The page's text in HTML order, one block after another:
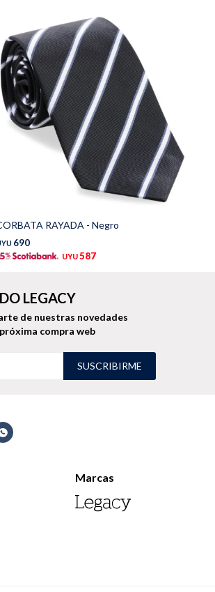
RAYADA - Negro
690
UYU587
Marcas
LEGACY
de nuestras novedades
compra web
SUSCRIBIRME